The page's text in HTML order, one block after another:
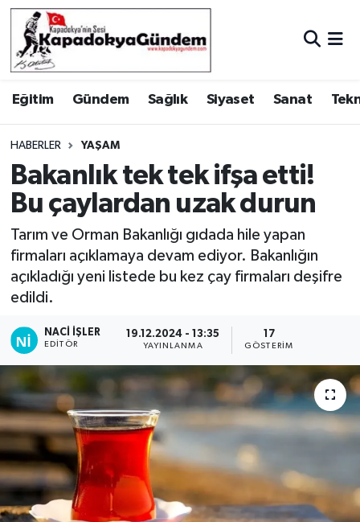
Eğitim Gündem Sağlık Siyaset Sanat
HABERLER YAŞAM
Bakanlık tek tek ifşa etti!
Bu çaylardan uzak durun
Tarım ve Orman Bakanlığı gıdada hile yapan
firmaları açıklamaya devam ediyor. Bakanlığın
açıkladığı yeni listede bu kez çay firmaları deşifre
edildi.
NACI İŞLER
EDITÖR
19.12.2024 - 13:35
YAYINLANMA
17
GÖSTERIM
Hava Durumu
Trafik Durumu
Süper Lig Puan Durumu ve Fikstür
Tüm Manşetler
Haber Arşivi